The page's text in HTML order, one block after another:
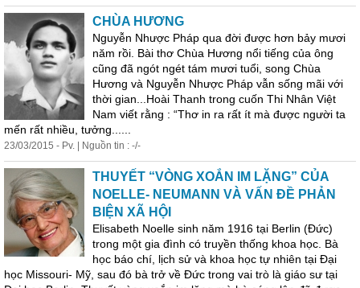
CHÙA HƯƠNG
Nguyễn Nhược Pháp qua đời được hơn bảy mươi
năm rồi. Bài thơ Chùa Hương nổi tiếng của ông
cũng đã ngót ngét tám mươi tuổi, song Chùa
Hương và Nguyễn Nhược Pháp vẫn sống mãi với
thời gian...Hoài Thanh trong cuốn Thi Nhân Việt
Nam viết rằng : “Thơ in ra rất ít mà được người ta
mến rất nhiều, tưởng......
23/03/2015 - Pv. | Nguồn tin : -/-
THUYẾT “VÒNG XOẮN IM LẶNG” CỦA
NOELLE- NEUMANN VÀ VẤN ĐỀ PHẢN
BIỆN XÃ HỘI
Elisabeth Noelle sinh năm 1916 tại Berlin (Đức)
trong một gia đình có truyền thống khoa học. Bà
học báo chí, lịch sử và khoa học tự nhiên tại Đại
học Missouri- Mỹ, sau đó bà trở về Đức trong vai trò là giáo sư tại